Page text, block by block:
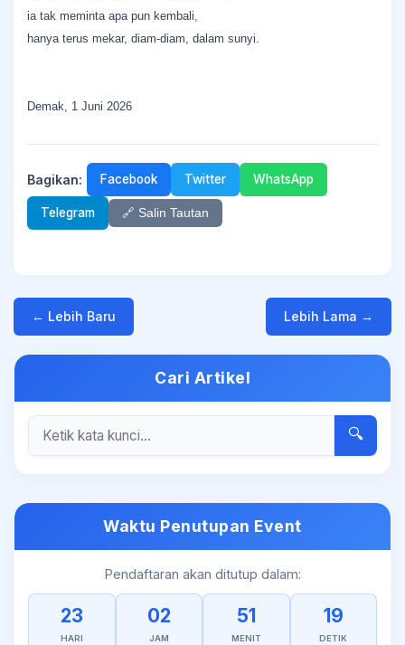
ia tak meminta apa pun kembali,
hanya terus mekar, diam-diam, dalam sunyi.
Demak, 1 Juni 2026
Bagikan: Facebook Twitter WhatsApp
Telegram 🔗 Salin Tautan
← Lebih Baru Lebih Lama →
Cari Artikel
🔍
Waktu Penutupan Event
Pendaftaran akan ditutup dalam:
23
HARI
02
JAM
51
MENIT
19
DETIK